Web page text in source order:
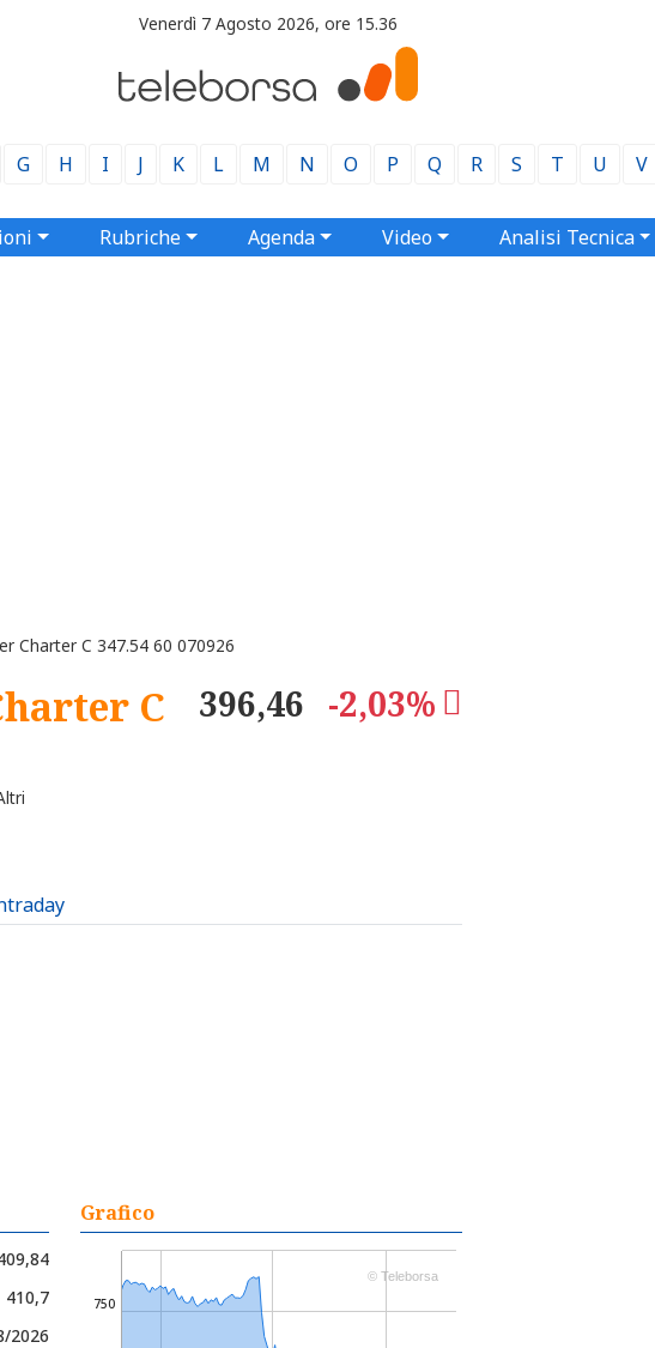
Venerdì 7 Agosto 2026, ore 15.36
G H I J K L M N O P Q R S T U V
Rubriche Agenda Video Analisi Tecnica
Charter C 347.54 60 070926
C 396,46 -2,03%
410,7
2026
Grafico
750
© Teleborsa